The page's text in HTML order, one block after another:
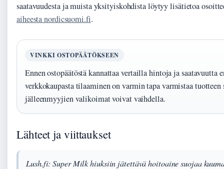
saatavuudesta ja muista yksityiskohdista löytyy lisätietoa
aiheesta nordicsuomi.fi.
VINKKI OSTOPÄÄTÖKSEEN
Ennen ostopäätöstä kannattaa vertailla hintoja ja saatavuutta
verkkokaupasta tilaaminen on varmin tapa varmistaa tuotteen
jälleenmyyjien valikoimat voivat vaihdella.
Lähteet ja viittaukset
Lush.fi: Super Milk hiuksiin jätettävä hoitoaine suojaa